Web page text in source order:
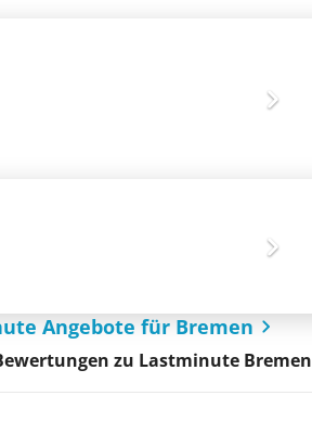
Angebote für Bremen
zu Lastminute Bremen